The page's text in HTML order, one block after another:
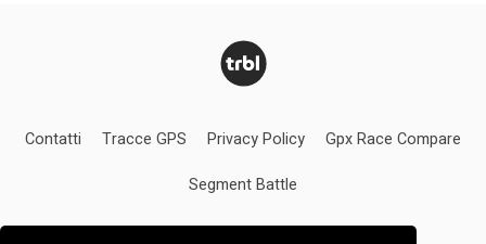
Contatti Tracce GPS Privacy Policy Gpx Race Compare
Segment Battle